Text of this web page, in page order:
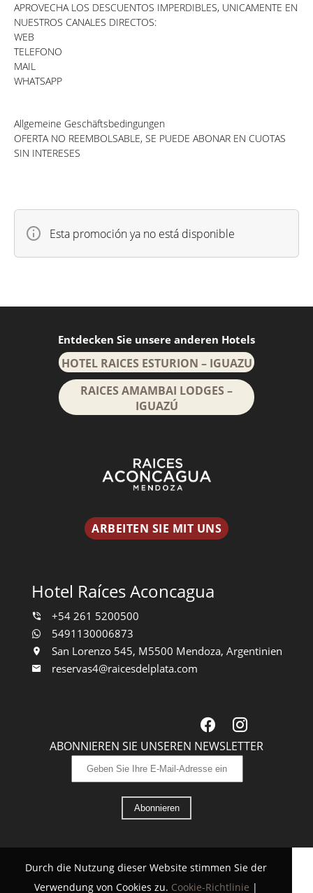
APROVECHA LOS DESCUENTOS IMPERDIBLES, UNICAMENTE EN
NUESTROS CANALES DIRECTOS:
WEB
TELEFONO
MAIL
WHATSAPP
Allgemeine Geschäftsbedingungen
OFERTA NO REEMBOLSABLE, SE PUEDE ABONAR EN CUOTAS
SIN INTERESES
Esta promoción ya no está disponible
Hotel Raíces Aconcagua
+54 261 5200500
5491130006873
San Lorenzo 545, M5500 Mendoza, Argentinien
reservas4@raicesdelplata.com
ARBEITEN SIE MIT UNS
Entdecken Sie unsere anderen Hotels
HOTEL RAICES ESTURION – IGUAZU
RAICES AMAMBAI LODGES –
IGUAZÚ
ABONNIEREN SIE UNSEREN NEWSLETTER
Abonnieren
Durch die Nutzung dieser Website stimmen Sie der
Verwendung von Cookies zu. Cookie-Richtlinie |